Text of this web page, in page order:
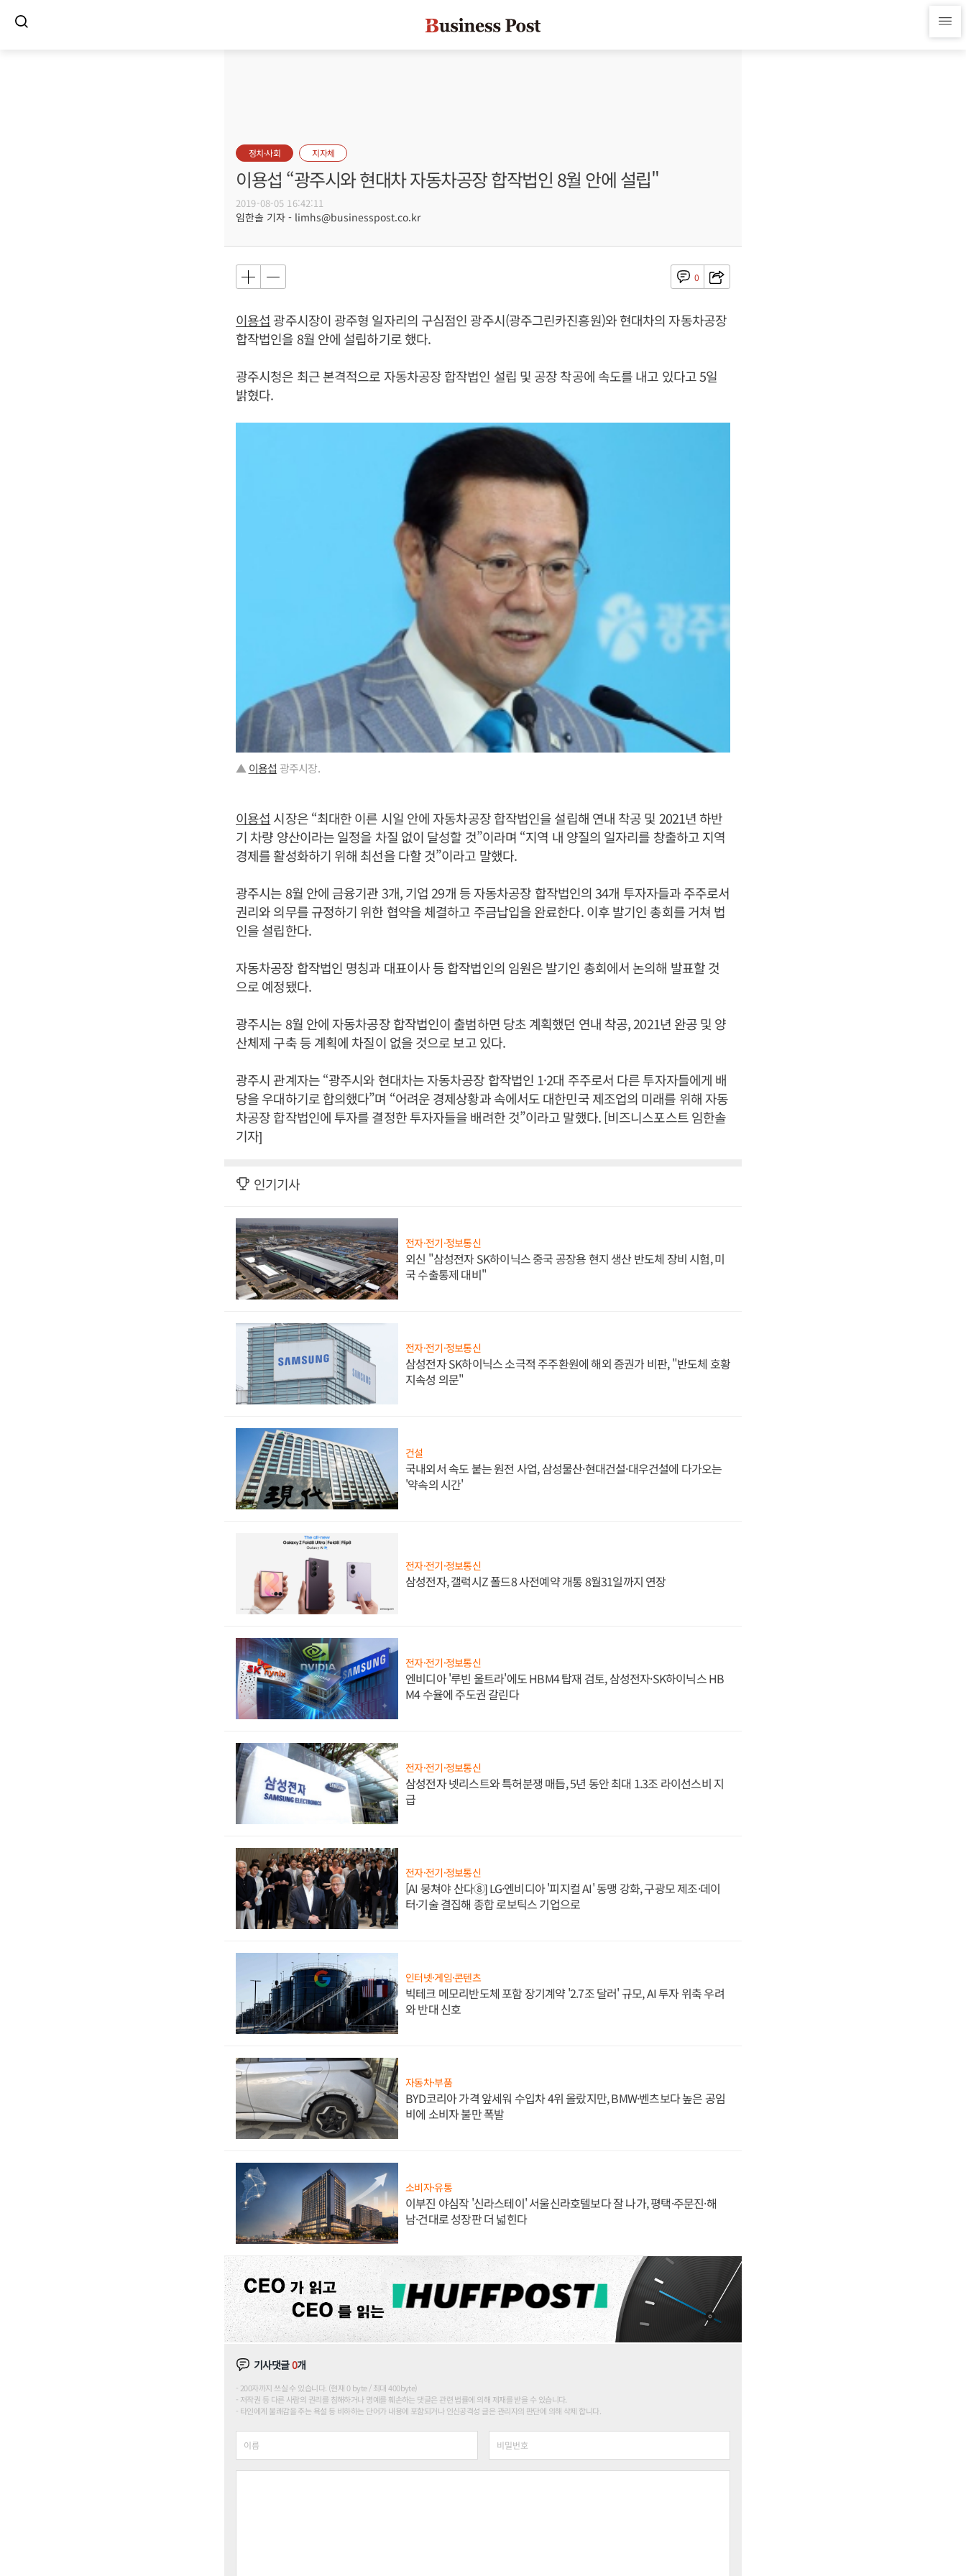
정치·사회 지자체
이용섭 “광주시와 현대차 자동차공장 합작법인 8월 안에 설립"
2019-08-05 16:42:11
임한솔 기자 - limhs@businesspost.co.kr
0
이용섭광주시장이 광주형 일자리의 구심점인 광주시(광주그린카진흥원)와 현대차의 자동차공장
합작법인을 8월 안에 설립하기로 했다.
광주시청은 최근 본격적으로 자동차공장 합작법인 설립 및 공장 착공에 속도를 내고 있다고 5일
밝혔다.
▲ 이용섭 광주시장.
이용섭 시장은 “최대한 이른 시일 안에 자동차공장 합작법인을 설립해 연내 착공 및 2021년 하반
기 차량 양산이라는 일정을 차질 없이 달성할 것”이라며 “지역 내 양질의 일자리를 창출하고 지역
경제를 활성화하기 위해 최선을 다할 것”이라고 말했다.
광주시는 8월 안에 금융기관 3개, 기업 29개 등 자동차공장 합작법인의 34개 투자자들과 주주로서
권리와 의무를 규정하기 위한 협약을 체결하고 주금납입을 완료한다. 이후 발기인 총회를 거쳐 법
인을 설립한다.
자동차공장 합작법인 명칭과 대표이사 등 합작법인의 임원은 발기인 총회에서 논의해 발표할 것
으로 예정됐다.
광주시는 8월 안에 자동차공장 합작법인이 출범하면 당초 계획했던 연내 착공, 2021년 완공 및 양
산체제 구축 등 계획에 차질이 없을 것으로 보고 있다.
광주시 관계자는 “광주시와 현대차는 자동차공장 합작법인 1·2대 주주로서 다른 투자자들에게 배
당을 우대하기로 합의했다”며 “어려운 경제상황과 속에서도 대한민국 제조업의 미래를 위해 자동
차공장 합작법인에 투자를 결정한 투자자들을 배려한 것”이라고 말했다. [비즈니스포스트 임한솔
기자]
인기기사
전자·전기·정보통신
외신 "삼성전자 SK하이닉스 중국 공장용 현지 생산 반도체 장비 시험, 미
국 수출통제 대비"
전자·전기·정보통신
삼성전자 SK하이닉스 소극적 주주환원에 해외 증권가 비판, "반도체 호황
지속성 의문"
건설
국내외서 속도 붙는 원전 사업, 삼성물산·현대건설·대우건설에 다가오는
'약속의 시간'
전자·전기·정보통신
삼성전자, 갤럭시Z 폴드8 사전예약 개통 8월31일까지 연장
전자·전기·정보통신
엔비디아 '루빈 울트라'에도 HBM4 탑재 검토, 삼성전자·SK하이닉스 HB
M4 수율에 주도권 갈린다
전자·전기·정보통신
삼성전자 넷리스트와 특허분쟁 매듭, 5년 동안 최대 1.3조 라이선스비 지
급
전자·전기·정보통신
[AI 뭉쳐야 산다⑧] LG·엔비디아 '피지컬 AI' 동맹 강화, 구광모 제조·데이
터·기술 결집해 종합 로보틱스 기업으로
인터넷·게임·콘텐츠
빅테크 메모리반도체 포함 장기계약 '2.7조 달러' 규모, AI 투자 위축 우려
와 반대 신호
자동차·부품
BYD코리아 가격 앞세워 수입차 4위 올랐지만, BMW·벤츠보다 높은 공임
비에 소비자 불만 폭발
소비자·유통
이부진 야심작 '신라스테이' 서울신라호텔보다 잘 나가, 평택·주문진·해
남·건대로 성장판 더 넓힌다
기사댓글0개
200자까지 쓰실 수 있습니다. (현재 0 byte / 최대 400byte)
저작권 등 다른 사람의 권리를 침해하거나 명예를 훼손하는 댓글은 관련 법률에 의해 제재를 받을 수 있습니다.
타인에게 불쾌감을 주는 욕설 등 비하하는 단어가 내용에 포함되거나 인신공격성 글은 관리자의 판단에 의해 삭제 합니다.